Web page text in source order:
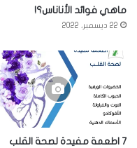
ماهي فوائد الأناناس؟!
22 ديسمبر، 2022
7 اطعمة مفيدة لصحة القلب